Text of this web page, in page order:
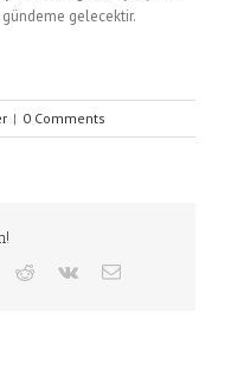
gelecektir.
| 0 Comments